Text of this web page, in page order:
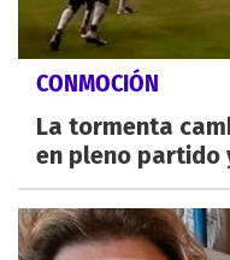
CONMOCIÓN
La tormenta
en pleno partido